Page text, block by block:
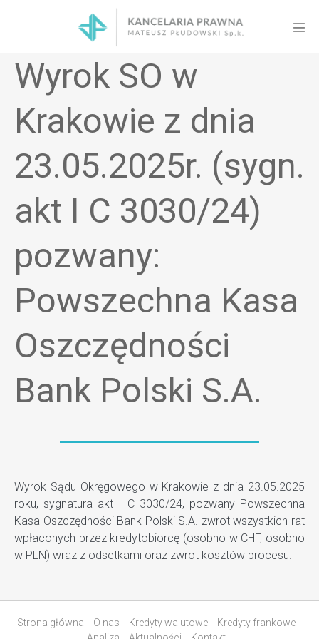
Wyrok SO w
Krakowie z dnia
23.05.2025r. (sygn.
akt I C 3030/24)
pozwany:
Powszechna Kasa
Oszczędności
Bank Polski S.A.
Wyrok Sądu Okręgowego w Krakowie z dnia 23.05.2025
roku, sygnatura akt I C 3030/24, pozwany Powszechna
Kasa Oszczędności Bank Polski S.A. zwrot wszystkich rat
wpłaconych przez kredytobiorcę (osobno w CHF, osobno
w PLN) wraz z odsetkami oraz zwrot kosztów procesu.
Strona główna O nas Kredyty walutowe
Kredyty frankowe